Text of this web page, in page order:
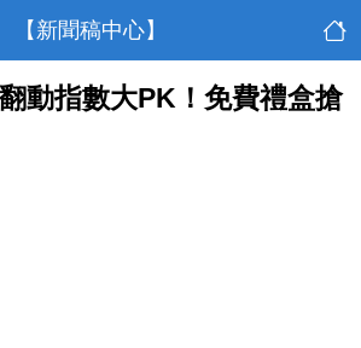
【新聞稿中心】
動指數大PK！免費禮盒搶